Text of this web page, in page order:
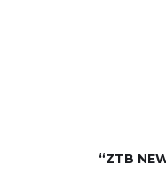
“ZTB